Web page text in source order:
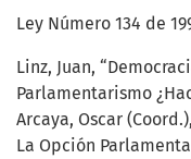
Ley Número 134 de
Linz, Juan,
Parlamentarismo
Arcaya, Oscar
La Opción